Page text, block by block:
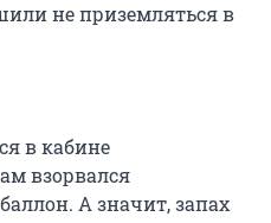
не приземляться в
в кабине
взорвался
А значит, запах